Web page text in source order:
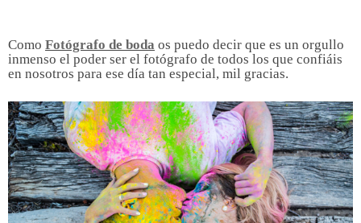
Como Fotógrafo de boda os puedo decir que es un orgullo
inmenso el poder ser el fotógrafo de todos los que confiáis
en nosotros para ese día tan especial, mil gracias.